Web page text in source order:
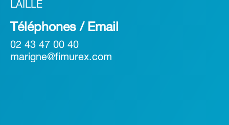
LAILLÉ
Téléphones / Email
02 43 47 00 40
marigne@fimurex.com